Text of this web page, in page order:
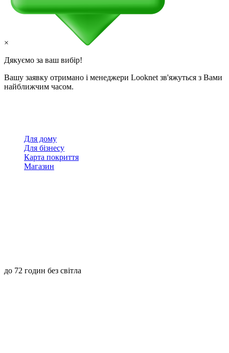
×
Дякуємо за ваш вибір!
Вашу заявку отримано і менеджери Looknet зв'яжуться з Вами
найближчим часом.
Для дому
Для бізнесу
Карта покриття
Магазин
до 72 годин без світла